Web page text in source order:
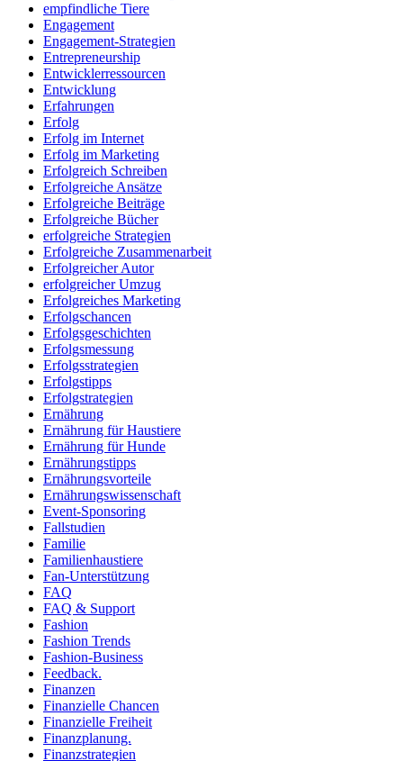
empfindliche Tiere
Engagement
Engagement-Strategien
Entrepreneurship
Entwicklerressourcen
Entwicklung
Erfahrungen
Erfolg
Erfolg im Internet
Erfolg im Marketing
Erfolgreich Schreiben
Erfolgreiche Ansätze
Erfolgreiche Beiträge
Erfolgreiche Bücher
erfolgreiche Strategien
Erfolgreiche Zusammenarbeit
Erfolgreicher Autor
erfolgreicher Umzug
Erfolgreiches Marketing
Erfolgschancen
Erfolgsgeschichten
Erfolgsmessung
Erfolgsstrategien
Erfolgstipps
Erfolgstrategien
Ernährung
Ernährung für Haustiere
Ernährung für Hunde
Ernährungstipps
Ernährungsvorteile
Ernährungswissenschaft
Event-Sponsoring
Fallstudien
Familie
Familienhaustiere
Fan-Unterstützung
FAQ
FAQ & Support
Fashion
Fashion Trends
Fashion-Business
Feedback.
Finanzen
Finanzielle Chancen
Finanzielle Freiheit
Finanzplanung.
Finanzstrategien